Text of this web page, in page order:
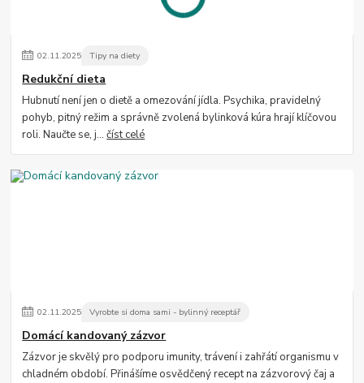
02.11.2025 Tipy na diety
Redukční dieta
Hubnutí není jen o dietě a omezování jídla. Psychika, pravidelný
pohyb, pitný režim a správně zvolená bylinková kúra hrají klíčovou
roli. Naučte se, j...číst celé
02.11.2025 Vyrobte si doma sami - bylinný receptář
Domácí kandovaný zázvor
Zázvor je skvělý pro podporu imunity, trávení i zahřátí organismu v
chladném období. Přinášíme osvědčený recept na zázvorový čaj a